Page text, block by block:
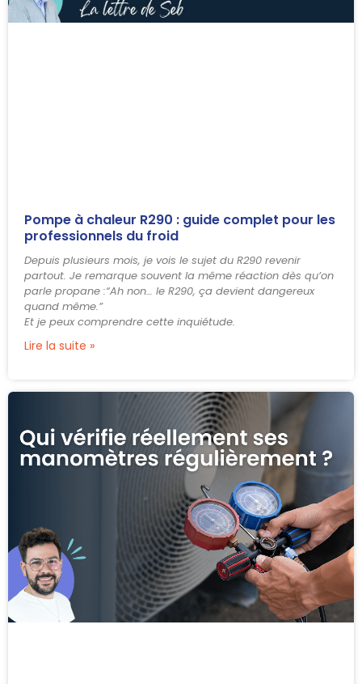
Pompe à chaleur R290 : guide complet pour les
professionnels du froid
Depuis plusieurs mois, je vois le sujet du R290 revenir
partout. Je remarque souvent la même réaction dès qu’on
parle propane :“Ah non… le R290, ça devient dangereux
quand même.”
Et je peux comprendre cette inquiétude.
Lire la suite »